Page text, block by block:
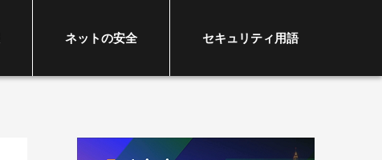
ネットの安全 セキュリティ用語